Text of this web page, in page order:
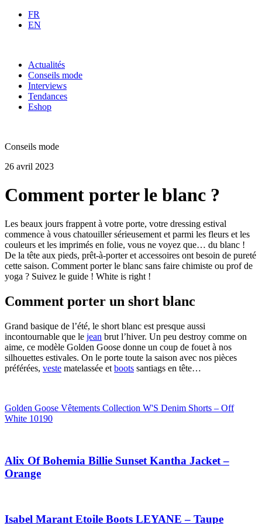
FR
EN
Actualités
Conseils mode
Interviews
Tendances
Eshop
Conseils mode
26 avril 2023
Comment porter le blanc ?
Les beaux jours frappent à votre porte, votre dressing estival
commence à vous chatouiller sérieusement et parmi les fleurs et les
couleurs et les imprimés en folie, vous ne voyez que… du blanc !
De la tête aux pieds, prêt-à-porter et accessoires ont besoin de pureté
cette saison. Comment porter le blanc sans faire chimiste ou prof de
yoga ? Suivez le guide ! White is right !
Comment porter un short blanc
Grand basique de l’été, le short blanc est presque aussi
incontournable que le jean brut l’hiver. Un peu destroy comme on
aime, ce modèle Golden Goose donne un coup de fouet à nos
silhouettes estivales. On le porte toute la saison avec nos pièces
préférées, veste matelassée et boots santiags en tête…
Golden Goose Vêtements Collection W'S Denim Shorts – Off
White 10190
Alix Of Bohemia Billie Sunset Kantha Jacket –
Orange
Isabel Marant Etoile Boots LEYANE – Taupe